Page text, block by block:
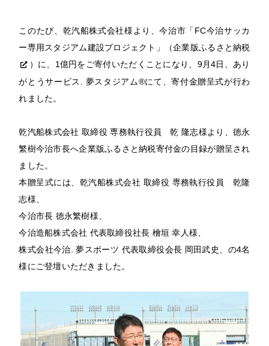
このたび、乾汽船株式会社様より、今治市「FC今治サッカ
ー専用スタジアム建設プロジェクト」（企業版ふるさと納税
）に、1億円をご寄付いただくことになり、9月4日、あり
がとうサービス. 夢スタジアム®にて、寄付金贈呈式が行わ
れました。
乾汽船株式会社 取締役 専務執行役員 乾 隆志様より、徳永
繁樹今治市長へ企業版ふるさと納税寄付金の目録が贈呈され
ました。
本贈呈式には、乾汽船株式会社 取締役 専務執行役員 乾隆
志様、
今治市長 徳永繁樹様、
今治造船株式会社 代表取締役社長 檜垣 幸人様、
株式会社今治. 夢スポーツ 代表取締役会長 岡田武史、の4名
様にご登壇いただきました。